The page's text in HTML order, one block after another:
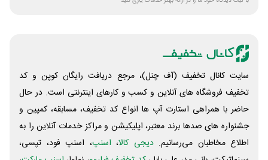
سایت کانال تخفیف (آف چنل)، مرجع دریافت رایگان کوپن و کد
تخفیف فروشگاه های آنلاین و کسب و‌ کارهای اینترنتی است. در حال
حاضر با همراهی استارت آپ ها انواع کد تخفیف، مسابقه، کمپین و
جشنواره های صدها برند معتبر، اپلیکیشن و مراکز خدمات آنلاین را به
اطلاع مخاطبان می‌رسانیم. دیجی کالا، اسنپ، اسنپ فود، تپسی،